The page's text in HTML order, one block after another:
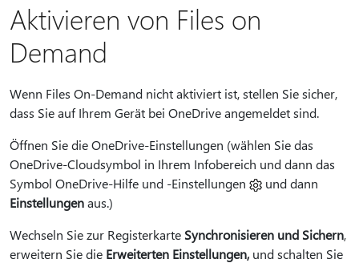
Aktivieren von Files on
Demand
Wenn Files On-Demand nicht aktiviert ist, stellen Sie sicher,
dass Sie auf Ihrem Gerät bei OneDrive angemeldet sind.
Öffnen Sie die OneDrive-Einstellungen (wählen Sie das
OneDrive-Cloudsymbol in Ihrem Infobereich und dann das
Symbol OneDrive-Hilfe und -Einstellungen
und dann
Einstellungenaus.)
Wechseln Sie zur Registerkarte Synchronisieren und Sichern,
erweitern Sie die Erweiterten Einstellungen, und schalten Sie